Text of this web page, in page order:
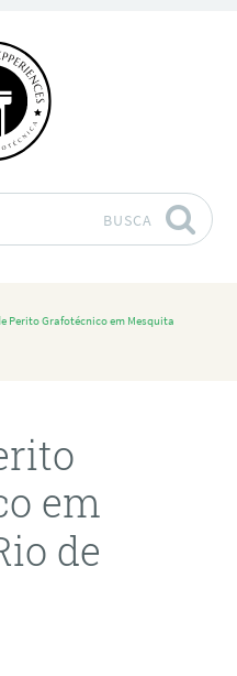
BUSCA
Perito Grafotécnico em Mesquita
em
de